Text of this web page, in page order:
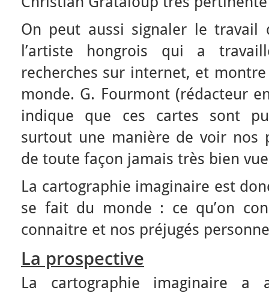
On peut aussi signaler le travail
l’artiste hongrois qui a
recherches sur internet, et
monde. G. Fourmont (rédacteur
indique que ces cartes sont
surtout une manière de voir nos
de toute façon jamais très bien
La cartographie imaginaire est
se fait du monde : ce qu’on
connaitre et nos préjugés
La prospective
La cartographie imaginaire